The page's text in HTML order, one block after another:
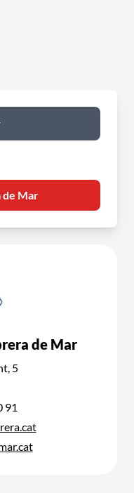
de Mar
de Mar
5
91